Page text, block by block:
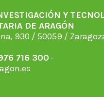
Y
DE ARAGÓN
930 / 50059 /
716 300 ·